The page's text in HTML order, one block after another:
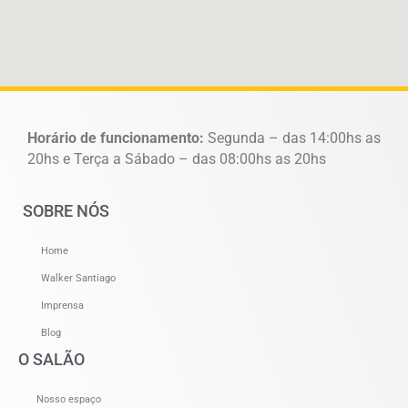
Horário de funcionamento: Segunda – das 14:00hs as
20hs e Terça a Sábado – das 08:00hs as 20hs
SOBRE NÓS
Home
Walker Santiago
Imprensa
Blog
O SALÃO
Nosso espaço